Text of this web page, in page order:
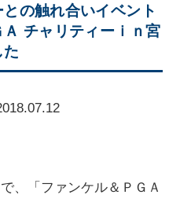
の触れ合いイベント
Ａ チャリティーｉｎ宮
た
、「ファンケル＆ＰＧＡ